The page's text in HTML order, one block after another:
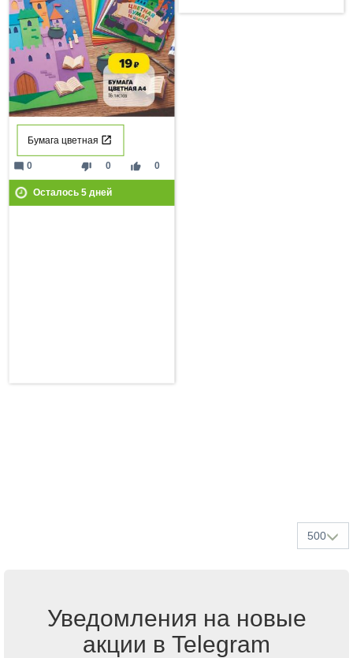
Бумага цветная
thumb_down 0 thumb_up 0
mode_comment 0
Осталось 5дней
500
Уведомления на новые
акции в Telegram